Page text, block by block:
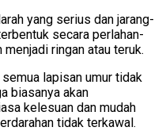
yang serius dan jarang-
secara perlahan-
ringan atau teruk.
lapisan umur tidak
biasanya akan
kelesuan dan mudah
tidak terkawal.